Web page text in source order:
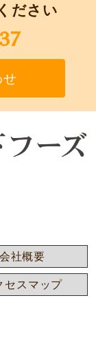
ださい
せ
会社概要
セスマップ